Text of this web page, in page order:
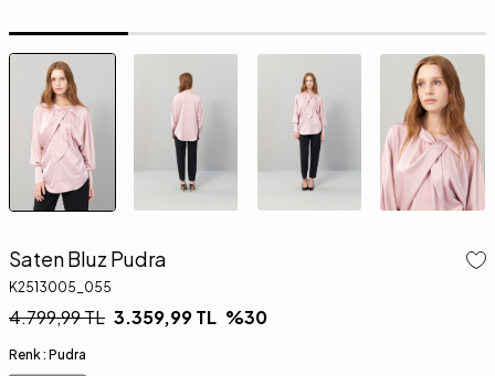
Saten Bluz Pudra
K2513005_055
4.799,99TL 3.359,99TL %30
Renk : Pudra